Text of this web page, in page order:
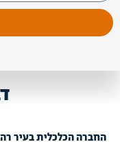
החברה הכלכלית בעיר